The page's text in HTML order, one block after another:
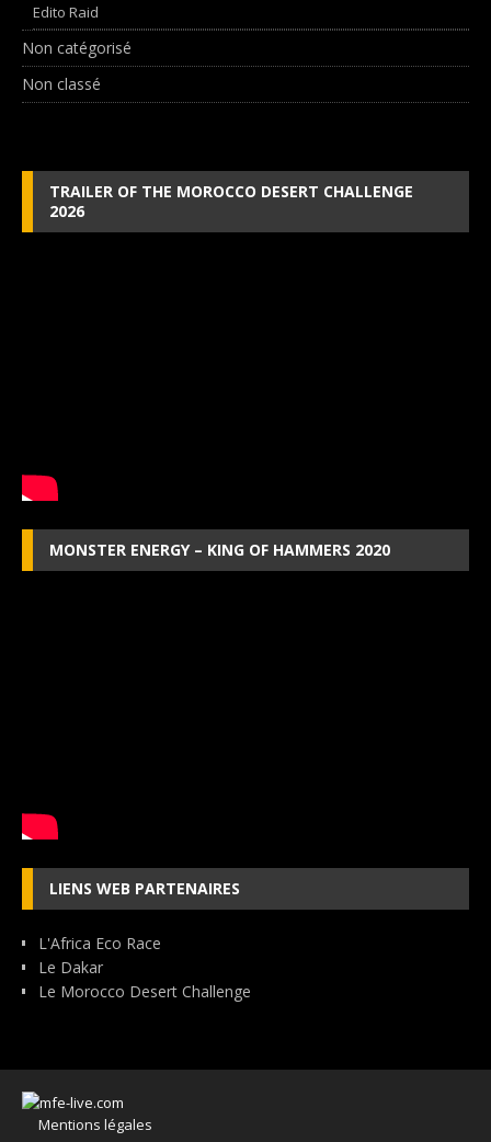
Edito Raid
Non catégorisé
Non classé
TRAILER OF THE MOROCCO DESERT CHALLENGE
2026
MONSTER ENERGY – KING OF HAMMERS 2020
LIENS WEB PARTENAIRES
L'Africa Eco Race
Le Dakar
Le Morocco Desert Challenge
Mentions légales